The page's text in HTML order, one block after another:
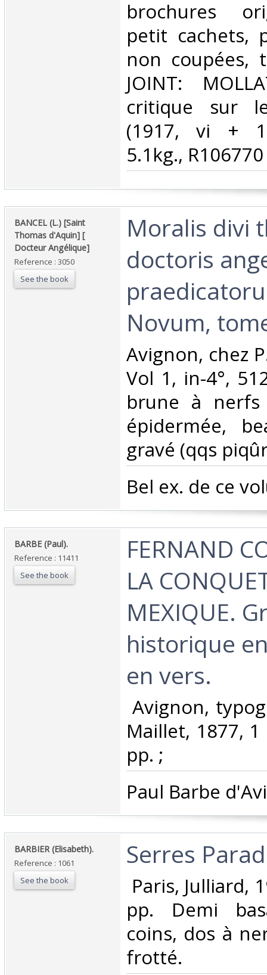
brochures
petit cachets,
non coupées,
JOINT:
critique sur
(1917, vi +
5.1kg., R106770‎
‎BANCEL (L.) [Saint
Thomas d'Aquin] [
Docteur Angélique]‎
Reference : 3050
See the book
‎Moralis divi
doctoris
Novum,
‎Avignon, chez
Vol 1, in-4°,
brune à
épidermée,
gravé (qqs
‎Bel ex. de ce
‎BARBE (Paul).‎
Reference : 11411
See the book
‎FERNAND
LA
MEXIQUE.
historique
en vers.‎
Avignon,
Maillet, 1877,
pp. ; ‎
‎Paul Barbe
‎BARBIER (Elisabeth). ‎
Reference : 1061
See the book
‎Serres
Paris, Julliard,
pp. Demi
coins, dos à
frotté.‎